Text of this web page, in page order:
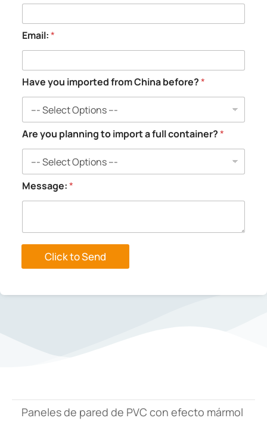
Email:*
p
l
a
n
i
n
g
r
o
m
i
n
Have you imported from China before?*
Are you planning to import a full container?*
Message:*
Click to Send
Paneles de pared de PVC con efecto mármol